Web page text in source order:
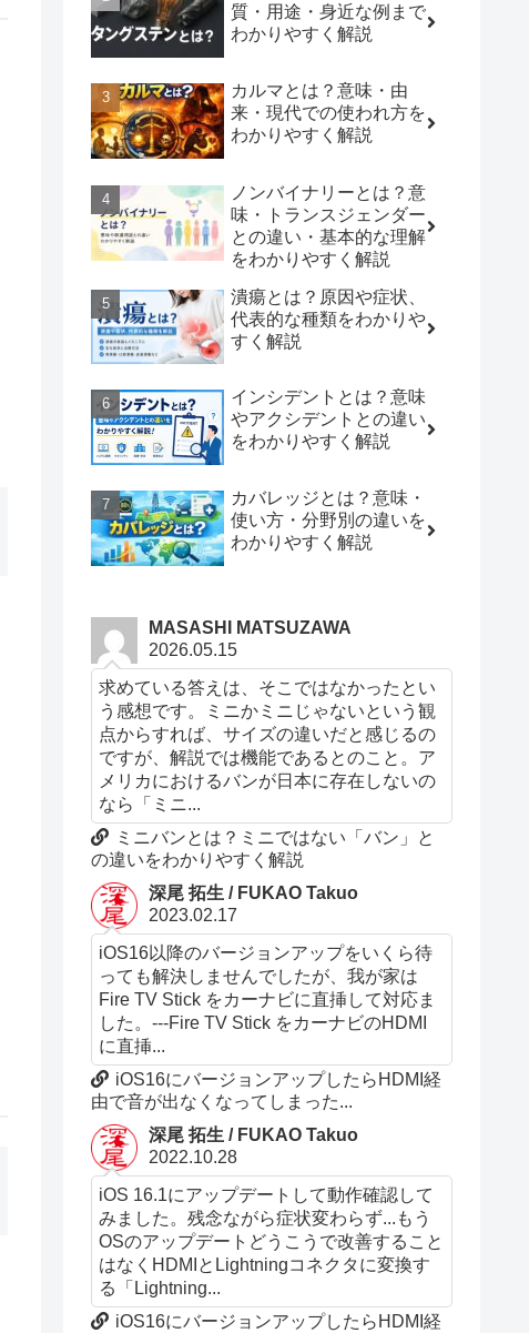
質・用途・身近な例まで
わかりやすく解説
カルマとは？意味・由
来・現代での使われ方を
わかりやすく解説
ノンバイナリーとは？意
味・トランスジェンダー
との違い・基本的な理解
をわかりやすく解説
潰瘍とは？原因や症状、
代表的な種類をわかりや
すく解説
インシデントとは？意味
やアクシデントとの違い
をわかりやすく解説
カバレッジとは？意味・
使い方・分野別の違いを
わかりやすく解説
MASASHI MATSUZAWA
2026.05.15
求めている答えは、そこではなかったとい
う感想です。ミニかミニじゃないという観
点からすれば、サイズの違いだと感じるの
ですが、解説では機能であるとのこと。ア
メリカにおけるバンが日本に存在しないの
なら「ミニ...
ミニバンとは？ミニではない「バン」と
の違いをわかりやすく解説
深尾 拓生 / FUKAO Takuo
2023.02.17
iOS16以降のバージョンアップをいくら待
っても解決しませんでしたが、我が家は
Fire TV Stick をカーナビに直挿して対応ま
した。---Fire TV Stick をカーナビのHDMI
に直挿...
iOS16にバージョンアップしたらHDMI経
由で音が出なくなってしまった...
深尾 拓生 / FUKAO Takuo
2022.10.28
iOS 16.1にアップデートして動作確認して
みました。残念ながら症状変わらず...もう
OSのアップデートどうこうで改善すること
はなくHDMIとLightningコネクタに変換す
る「Lightning...
iOS16にバージョンアップしたらHDMI経